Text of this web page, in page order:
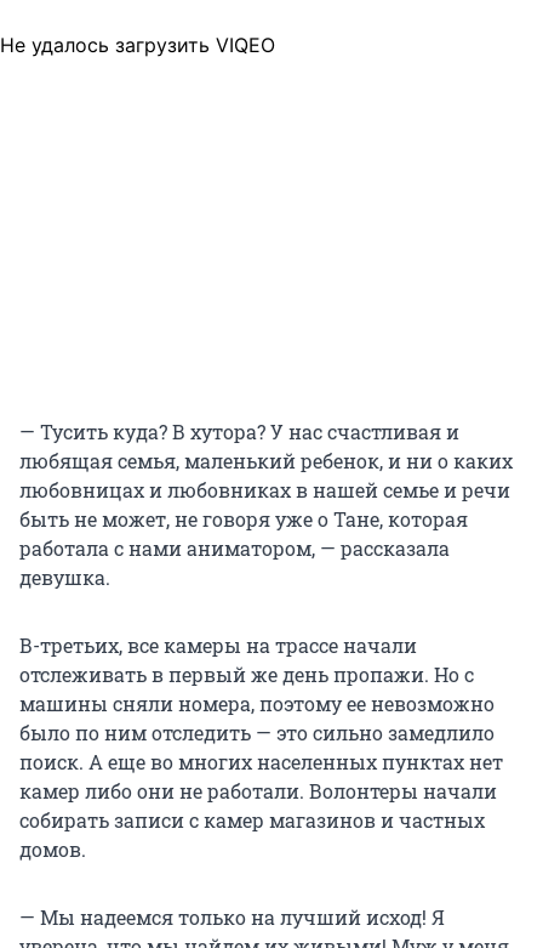
Не удалось загрузить VIQEO
— Тусить куда? В хутора? У нас счастливая и
любящая семья, маленький ребенок, и ни о каких
любовницах и любовниках в нашей семье и речи
быть не может, не говоря уже о Тане, которая
работала с нами аниматором, — рассказала
девушка.
В-третьих, все камеры на трассе начали
отслеживать в первый же день пропажи. Но с
машины сняли номера, поэтому ее невозможно
было по ним отследить — это сильно замедлило
поиск. А еще во многих населенных пунктах нет
камер либо они не работали. Волонтеры начали
собирать записи с камер магазинов и частных
домов.
— Мы надеемся только на лучший исход! Я